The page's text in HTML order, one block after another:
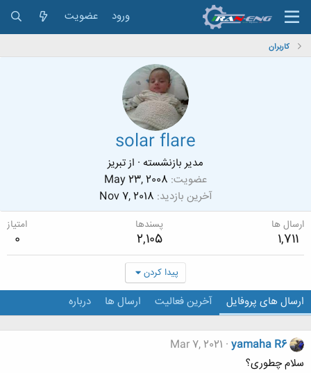
ورود عضویت
کاربران
solar flare
مدیر بازنشسته · ازتبریز
عضویت May 23, 2008
آخرین بازدید Nov 7, 2018
ارسال ها
1,711
پسندها
2,105
امتیاز
0
پیدا کردن
ارسال های پروفایل آخرین فعالیت ارسال ها درباره
yamaha R6
Mar 7, 2021
سلام چطوری؟